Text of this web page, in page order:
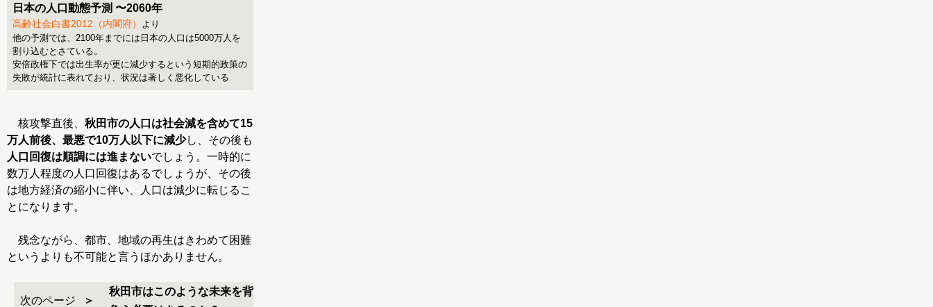
日本の人口動態予測 〜2060年
高齢社会白書2012（内閣府） より
他の予測では、2100年までには日本の人口は5000万人を
割り込むとさている。
安倍政権下では出生率が更に減少するという短期的政策の
失敗が統計に表れており、状況は著しく悪化している
核攻撃直後、 秋田市の人口は社会減を含めて15
万人前後、最悪で10万人以下に減少し、その後も
人口回復は順調には進まないでしょう。一時的に
数万人程度の人口回復はあるでしょうが、その後
は地方経済の縮小に伴い、人口は減少に転じるこ
とになります。
残念ながら、都市、地域の再生はきわめて困難
というよりも不可能と言うほかありません。
次のページ
秋田市はこのような未来を背